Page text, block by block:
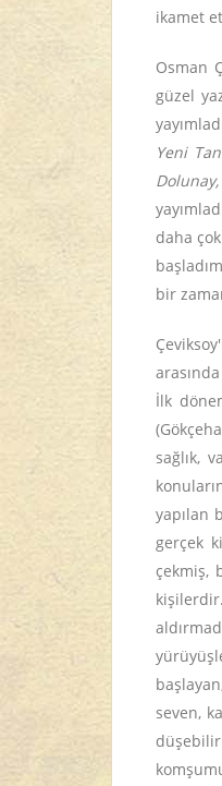
ikamet
Osman
güzel
Yeni
daha
bir
İlk
sağlık,
yapılan
gerçek
çekmiş,
seven,